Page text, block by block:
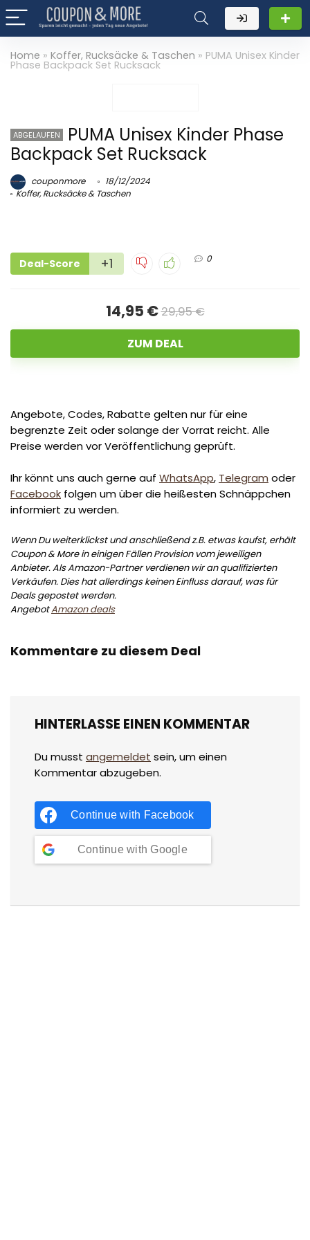
Home » Koffer, Rucksäcke & Taschen » PUMA Unisex Kinder
Phase Backpack Set Rucksack
ABGELAUFEN
PUMA Unisex Kinder Phase
Backpack Set Rucksack
couponmore
18/12/2024
Koffer, Rucksäcke & Taschen
Deal-Score +1 0
14,95 €29,95 €
ZUM DEAL
Angebote, Codes, Rabatte gelten nur für eine
begrenzte Zeit oder solange der Vorrat reicht. Alle
Preise werden vor Veröffentlichung geprüft.
Ihr könnt uns auch gerne auf WhatsApp, Telegram oder
Facebook folgen um über die heißesten Schnäppchen
informiert zu werden.
Wenn Du weiterklickst und anschließend z.B. etwas kaufst, erhält
Coupon & More in einigen Fällen Provision vom jeweiligen
Anbieter. Als Amazon-Partner verdienen wir an qualifizierten
Verkäufen. Dies hat allerdings keinen Einfluss darauf, was für
Deals gepostet werden.
AngebotAmazon deals
Kommentare zu diesem Deal
HINTERLASSE EINEN KOMMENTAR
Du musst angemeldet sein, um einen
Kommentar abzugeben.
Continue with Facebook
Continue with Google